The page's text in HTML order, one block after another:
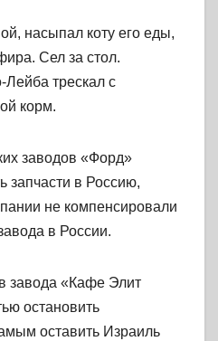
насыпал коту его еды,
Сел за стол.
трескал с
корм.
заводов «Форд»
запчасти в Россию,
не компенсировали
в России.
завода «Кафе Элит
остановить
оставить Израиль